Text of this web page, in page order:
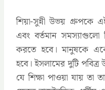
শিয়া-সুন্নী উভয় গ্রুপকে
এবং বর্তমান
করতে হবে। মানুষকে
হবে। ইসলামের দুটি
যে শিক্ষা পাওয়া যায় তা